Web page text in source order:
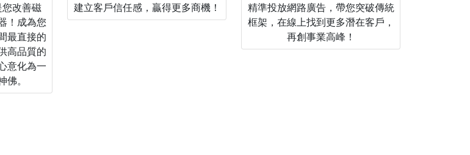
改善磁
！成為您
最直接的
高品質的
意化為一
。
建立客戶信任感，贏得更多商機！
精準投放網路廣告，帶您突破傳統
框架，在線上找到更多潛在客戶，
再創事業高峰！